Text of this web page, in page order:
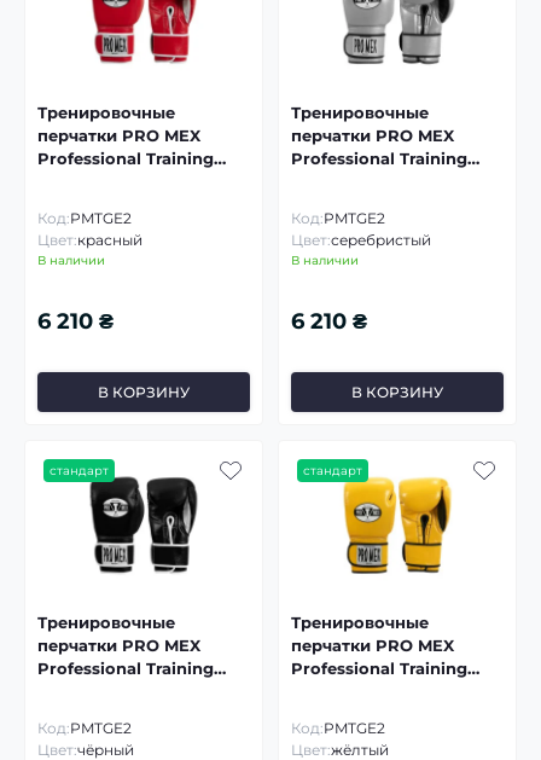
Тренировочные
перчатки PRO MEX
Professional Training
Код:PMTGE2
Цвет:красный
В наличии
6 210 ₴
В КОРЗИНУ
Тренировочные
перчатки PRO MEX
Professional Training
Код:PMTGE2
Цвет:серебристый
В наличии
6 210 ₴
В КОРЗИНУ
стандарт
Тренировочные
перчатки PRO MEX
Professional Training
Код:PMTGE2
Цвет:чёрный
стандарт
Тренировочные
перчатки PRO MEX
Professional Training
Код:PMTGE2
Цвет:жёлтый